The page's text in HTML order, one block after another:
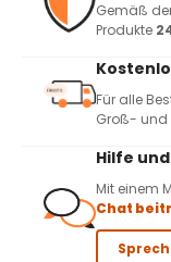
Gemäß
Produkte
Für alle
Groß- und
Hilfe
Mit einem
Chat